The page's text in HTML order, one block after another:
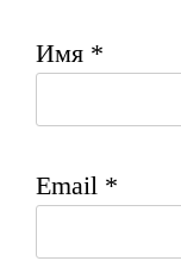
Имя *
Email *